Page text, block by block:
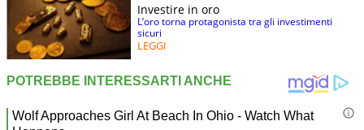
Investire in oro
L’oro torna protagonista tra gli investimenti
sicuri
LEGGI